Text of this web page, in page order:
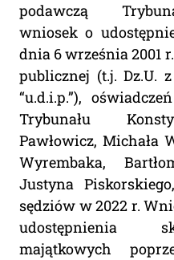
podawczą
wniosek o
dnia 6 września 2001
publicznej (t.j. Dz.U.
“u.d.i.p.”),
Trybunału
Pawłowicz, Michała
Wyrembaka,
Justyna
sędziów w 2022 r.
udostępnienia
majątkowych